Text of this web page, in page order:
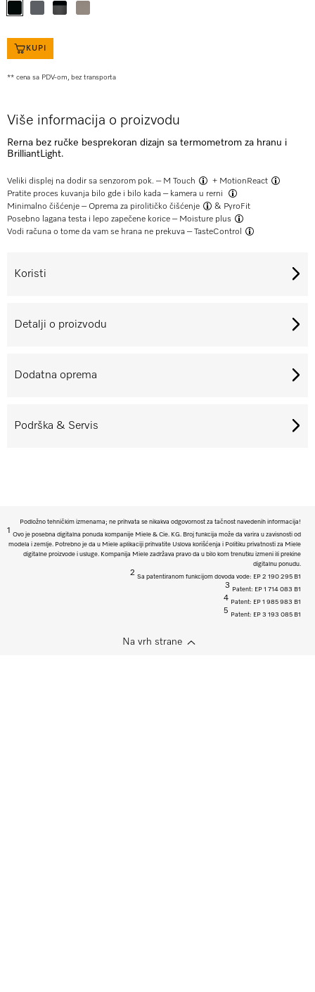
KUPI
** cena sa PDV-om, bez transporta
Više informacija o proizvodu
Rerna bez ručke besprekoran dizajn sa termometrom za hranu i
BrilliantLight.
Veliki displej na dodir sa senzorom pok. – M Touch + MotionReact
Pratite proces kuvanja bilo gde i bilo kada – kamera u rerni
Minimalno čišćenje – Oprema za pirolitičko čišćenje
& PyroFit
Posebno lagana testa i lepo zapečene korice – Moisture plus
Vodi računa o tome da vam se hrana ne prekuva –TasteControl
Koristi
Detalji o proizvodu
Dodatna oprema
Podrška & Servis
Podložno tehničkim izmenama; ne prihvata se nikakva odgovornost za tačnost navedenih informacija!
1
Ovo je posebna digitalna ponuda kompanije Miele & Cie. KG. Broj funkcija može da varira u zavisnosti od
modela i zemlje. Potrebno je da u Miele aplikaciji prihvatite Uslova korišćenja i Politiku privatnosti za Miele
digitalne proizvode i usluge. Kompanija Miele zadržava pravo da u bilo kom trenutku izmeni ili prekine
digitalnu ponudu.
2
Sa patentiranom funkcijom dovoda vode: EP 2 190 295 B1
3
Patent: EP 1 714 083 B1
4
Patent: EP 1 985 983 B1
5
Patent: EP 3 193 085 B1
Na vrh strane